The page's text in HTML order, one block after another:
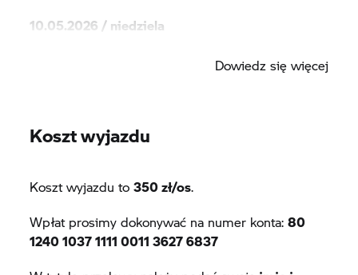
10.05.2026 / niedziela
* Koszt uczestnictwa wynosi 350 zł / osoba, liczba miejsc jest
** Prosimy o zapoznanie z regulaminem i przesłanie podpisanego
Dowiedz się więcej
Koszt wyjazdu
Koszt wyjazdu to350 zł/os.
Wpłat prosimy dokonywać na numer konta:80
1240 1037 1111 0011 3627 6837